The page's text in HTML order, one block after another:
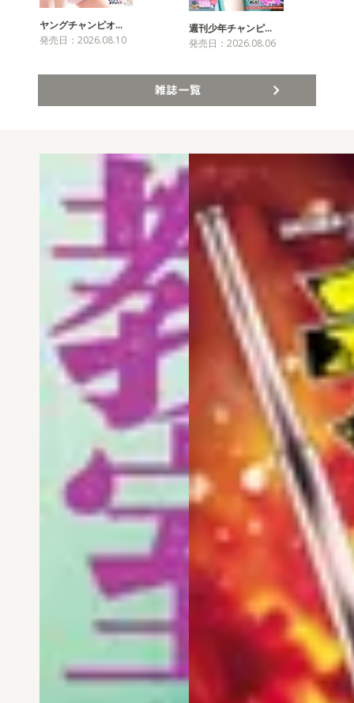
ヤングチャンピオ…
発売日：2026.08.10
週刊少年チャンピ…
発売日：2026.08.06